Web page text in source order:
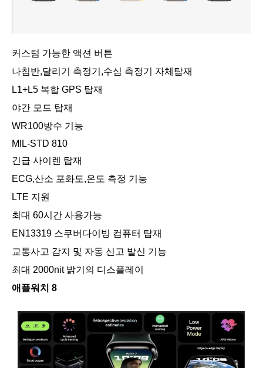
커스텀 가능한 액션 버튼
나침반,달리기 측정기,수심 측정기 자체탑재
L1+L5 복합 GPS 탑재
야간 모드 탑재
WR100방수 기능
MIL-STD 810
긴급 사이렌 탑재
ECG,산소 포화도,온도 측정 기능
LTE 지원
최대 60시간 사용가능
EN13319 스쿠버다이빙 컴퓨터 탑재
교통사고 감지 및 자동 신고 발신 기능
최대 2000nit 밝기의 디스플레이
애플워치 8